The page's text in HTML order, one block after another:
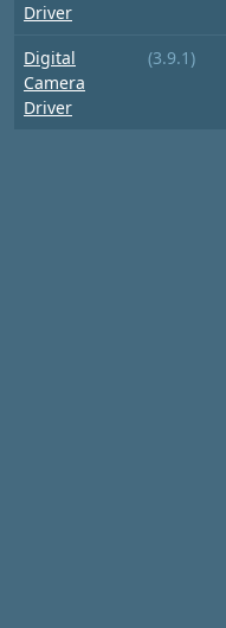
Driver
Digital
Camera
Driver
(3.9.1)